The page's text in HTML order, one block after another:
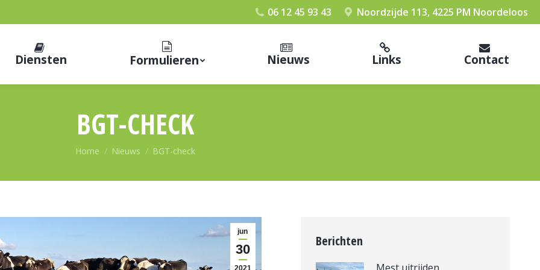
06 12 45 93 43 Noordzijde 113, 4225 PM Noordeloos
Diensten Formulieren Nieuws Links Contact
BGT-CHECK
Je bent hier:
Home Nieuws BGT-check
jun
30
2021
Berichten